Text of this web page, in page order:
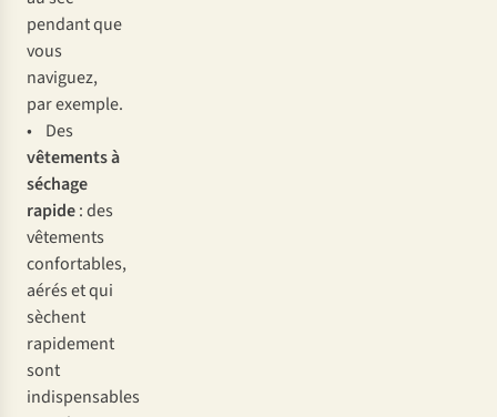
pendant que
vous
naviguez,
par exemple.
• Des
vêtements à
séchage
rapide: des
vêtements
confortables,
aérés et qui
sèchent
rapidement
sont
indispensables